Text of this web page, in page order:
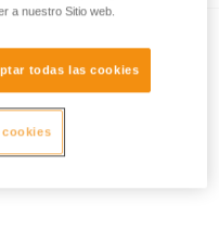
COEUR PULSE y
a nuestro Sitio web.
todas las cookies